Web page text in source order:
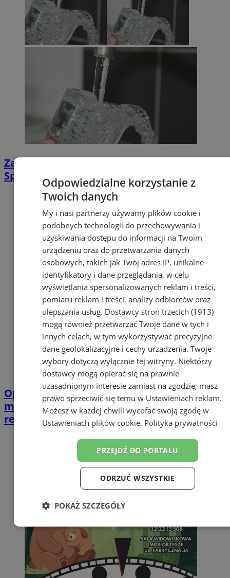
Zakłócenia w dostawie wody w Orzeszu.
Sprawdź, których ulic dotyczy komunikat
Opiekujesz się bliską osobą? Ta ankieta
może wpłynąć na przyszłe wsparcie w
regionie
Odpowiedzialne korzystanie z
Twoich danych
My i nasi partnerzy używamy plików cookie i
podobnych technologii do przechowywania i
uzyskiwania dostępu do informacji na Twoim
urządzeniu oraz do przetwarzania danych
osobowych, takich jak Twój adres IP, unikalne
identyfikatory i dane przeglądania, w celu
wyświetlania spersonalizowanych reklam i treści,
pomiaru reklam i treści, analizy odbiorców oraz
ulepszania usług. Dostawcy stron trzecich (1913)
mogą również przetwarzać Twoje dane w tych i
innych celach, w tym wykorzystywać precyzyjne
dane geolokalizacyjne i cechy urządzenia. Twoje
wybory dotyczą wyłącznie tej witryny. Niektórzy
dostawcy mogą opierać się na prawnie
uzasadnionym interesie zamiast na zgodzie; masz
prawo sprzeciwić się temu w Ustawieniach reklam.
Możesz w każdej chwili wycofać swoją zgodę w
Ustawieniach plików cookie. Polityka prywatności
PRZEJDŹ DO PORTALU
ODRZUĆ WSZYSTKIE
POKAŻ SZCZEGÓŁY
Niezbędne Wydajność Targetowanie
Funkcjonalność Niesklasyfikowane